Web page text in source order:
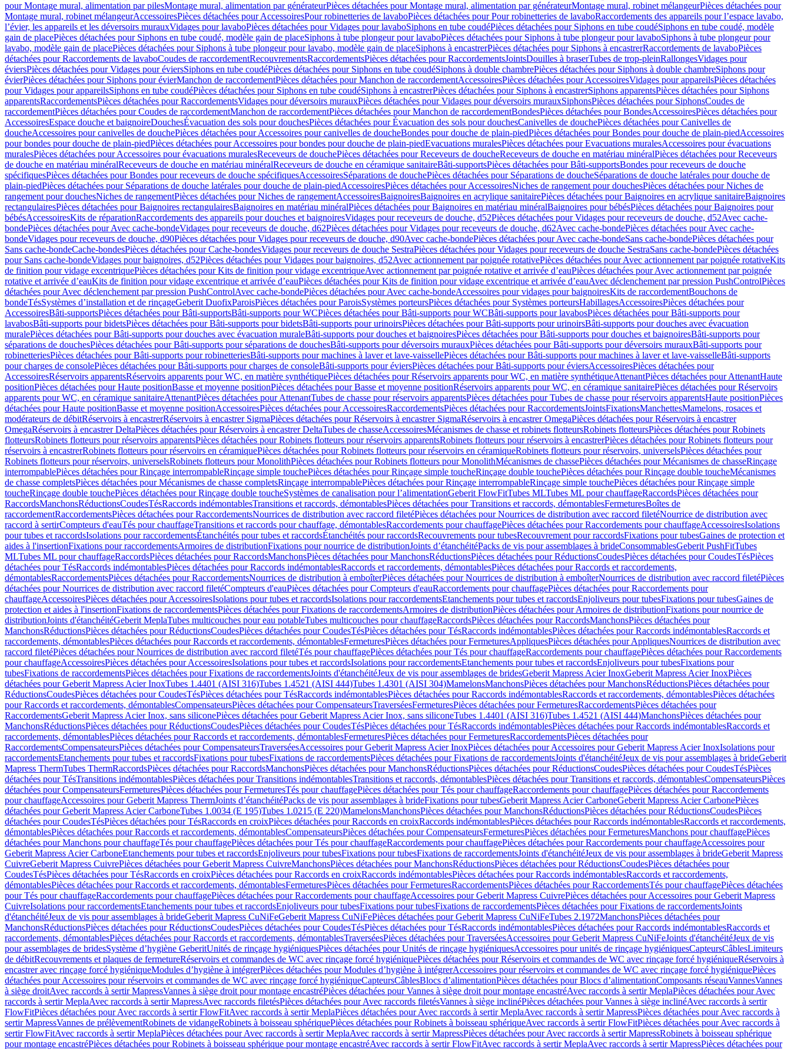
pour Montage mural, alimentation par pilesMontage mural, alimentation par générateurPièces détachées pour Montage mural, alimentation par générateurMontage mural, robinet mélangeurPièces détachées pour
Montage mural, robinet mélangeurAccessoiresPièces détachées pour AccessoiresPour robinetteries de lavaboPièces détachées pour Pour robinetteries de lavaboRaccordements des appareils pour l’espace lavabo,
l’évier, les appareils et les déversoirs murauxVidages pour lavaboPièces détachées pour Vidages pour lavaboSiphons en tube coudéPièces détachées pour Siphons en tube coudéSiphons en tube coudé, modèle
gain de placePièces détachées pour Siphons en tube coudé, modèle gain de placeSiphons à tube plongeur pour lavaboPièces détachées pour Siphons à tube plongeur pour lavaboSiphons à tube plongeur pour
lavabo, modèle gain de placePièces détachées pour Siphons à tube plongeur pour lavabo, modèle gain de placeSiphons à encastrerPièces détachées pour Siphons à encastrerRaccordements de lavaboPièces
détachées pour Raccordements de lavaboCoudes de raccordementRecouvrementsRaccordementsPièces détachées pour RaccordementsJointsDouilles à braserTubes de trop-pleinRallongesVidages pour
éviersPièces détachées pour Vidages pour éviersSiphons en tube coudéPièces détachées pour Siphons en tube coudéSiphons à double chambrePièces détachées pour Siphons à double chambreSiphons pour
évierPièces détachées pour Siphons pour évierManchon de raccordementPièces détachées pour Manchon de raccordementAccessoiresPièces détachées pour AccessoiresVidages pour appareilsPièces détachées
pour Vidages pour appareilsSiphons en tube coudéPièces détachées pour Siphons en tube coudéSiphons à encastrerPièces détachées pour Siphons à encastrerSiphons apparentsPièces détachées pour Siphons
apparentsRaccordementsPièces détachées pour RaccordementsVidages pour déversoirs murauxPièces détachées pour Vidages pour déversoirs murauxSiphonsPièces détachées pour SiphonsCoudes de
raccordementPièces détachées pour Coudes de raccordementManchon de raccordementPièces détachées pour Manchon de raccordementBondesPièces détachées pour BondesAccessoiresPièces détachées pour
AccessoiresEspace douche et baignoireDouchesÉvacuation des sols pour douchesPièces détachées pour Évacuation des sols pour douchesCanivelles de douchePièces détachées pour Canivelles de
doucheAccessoires pour canivelles de douchePièces détachées pour Accessoires pour canivelles de doucheBondes pour douche de plain-piedPièces détachées pour Bondes pour douche de plain-piedAccessoires
pour bondes pour douche de plain-piedPièces détachées pour Accessoires pour bondes pour douche de plain-piedEvacuations muralesPièces détachées pour Evacuations muralesAccessoires pour évacuations
muralesPièces détachées pour Accessoires pour évacuations muralesReceveurs de douchePièces détachées pour Receveurs de doucheReceveurs de douche en matériau minéralPièces détachées pour Receveurs
de douche en matériau minéralReceveurs de douche en matériau minéralReceveurs de douche en céramique sanitaireBâti-supportsPièces détachées pour Bâti-supportsBondes pour receveurs de douche
spécifiquesPièces détachées pour Bondes pour receveurs de douche spécifiquesAccessoiresSéparations de douchePièces détachées pour Séparations de doucheSéparations de douche latérales pour douche de
plain-piedPièces détachées pour Séparations de douche latérales pour douche de plain-piedAccessoiresPièces détachées pour AccessoiresNiches de rangement pour douchesPièces détachées pour Niches de
rangement pour douchesNiches de rangementPièces détachées pour Niches de rangementAccessoiresBaignoiresBaignoires en acrylique sanitairePièces détachées pour Baignoires en acrylique sanitaireBaignoires
rectangulairesPièces détachées pour Baignoires rectangulairesBaignoires en matériau minéralPièces détachées pour Baignoires en matériau minéralBaignoires pour bébésPièces détachées pour Baignoires pour
bébésAccessoiresKits de réparationRaccordements des appareils pour douches et baignoiresVidages pour receveurs de douche, d52Pièces détachées pour Vidages pour receveurs de douche, d52Avec cache-
bondePièces détachées pour Avec cache-bondeVidages pour receveurs de douche, d62Pièces détachées pour Vidages pour receveurs de douche, d62Avec cache-bondePièces détachées pour Avec cache-
bondeVidages pour receveurs de douche, d90Pièces détachées pour Vidages pour receveurs de douche, d90Avec cache-bondePièces détachées pour Avec cache-bondeSans cache-bondePièces détachées pour
Sans cache-bondeCache-bondesPièces détachées pour Cache-bondesVidages pour receveurs de douche SestraPièces détachées pour Vidages pour receveurs de douche SestraSans cache-bondePièces détachées
pour Sans cache-bondeVidages pour baignoires, d52Pièces détachées pour Vidages pour baignoires, d52Avec actionnement par poignée rotativePièces détachées pour Avec actionnement par poignée rotativeKits
de finition pour vidage excentriquePièces détachées pour Kits de finition pour vidage excentriqueAvec actionnement par poignée rotative et arrivée d’eauPièces détachées pour Avec actionnement par poignée
rotative et arrivée d’eauKits de finition pour vidage excentrique et arrivée d’eauPièces détachées pour Kits de finition pour vidage excentrique et arrivée d’eauAvec déclenchement par pression PushControlPièces
détachées pour Avec déclenchement par pression PushControlAvec cache-bondePièces détachées pour Avec cache-bondeAccessoires pour vidages pour baignoiresKits de raccordementBouchons de
bondeTésSystèmes d’installation et de rinçageGeberit DuofixParoisPièces détachées pour ParoisSystèmes porteursPièces détachées pour Systèmes porteursHabillagesAccessoiresPièces détachées pour
AccessoiresBâti-supportsPièces détachées pour Bâti-supportsBâti-supports pour WCPièces détachées pour Bâti-supports pour WCBâti-supports pour lavabosPièces détachées pour Bâti-supports pour
lavabosBâti-supports pour bidetsPièces détachées pour Bâti-supports pour bidetsBâti-supports pour urinoirsPièces détachées pour Bâti-supports pour urinoirsBâti-supports pour douches avec évacuation
muralePièces détachées pour Bâti-supports pour douches avec évacuation muraleBâti-supports pour douches et baignoiresPièces détachées pour Bâti-supports pour douches et baignoiresBâti-supports pour
séparations de douchesPièces détachées pour Bâti-supports pour séparations de douchesBâti-supports pour déversoirs murauxPièces détachées pour Bâti-supports pour déversoirs murauxBâti-supports pour
robinetteriesPièces détachées pour Bâti-supports pour robinetteriesBâti-supports pour machines à laver et lave-vaissellePièces détachées pour Bâti-supports pour machines à laver et lave-vaisselleBâti-supports
pour charges de consolePièces détachées pour Bâti-supports pour charges de consoleBâti-supports pour éviersPièces détachées pour Bâti-supports pour éviersAccessoiresPièces détachées pour
AccessoiresRéservoirs apparentsRéservoirs apparents pour WC, en matière synthétiquePièces détachées pour Réservoirs apparents pour WC, en matière synthétiqueAttenantPièces détachées pour AttenantHaute
positionPièces détachées pour Haute positionBasse et moyenne positionPièces détachées pour Basse et moyenne positionRéservoirs apparents pour WC, en céramique sanitairePièces détachées pour Réservoirs
apparents pour WC, en céramique sanitaireAttenantPièces détachées pour AttenantTubes de chasse pour réservoirs apparentsPièces détachées pour Tubes de chasse pour réservoirs apparentsHaute positionPièces
détachées pour Haute positionBasse et moyenne positionAccessoiresPièces détachées pour AccessoiresRaccordementsPièces détachées pour RaccordementsJointsFixationsManchettesMamelons, rosaces et
modérateurs de débitRéservoirs à encastrerRéservoirs à encastrer SigmaPièces détachées pour Réservoirs à encastrer SigmaRéservoirs à encastrer OmegaPièces détachées pour Réservoirs à encastrer
OmegaRéservoirs à encastrer DeltaPièces détachées pour Réservoirs à encastrer DeltaTubes de chasseAccessoiresMécanismes de chasse et robinets flotteursRobinets flotteursPièces détachées pour Robinets
flotteursRobinets flotteurs pour réservoirs apparentsPièces détachées pour Robinets flotteurs pour réservoirs apparentsRobinets flotteurs pour réservoirs à encastrerPièces détachées pour Robinets flotteurs pour
réservoirs à encastrerRobinets flotteurs pour réservoirs en céramiquePièces détachées pour Robinets flotteurs pour réservoirs en céramiqueRobinets flotteurs pour réservoirs, universelsPièces détachées pour
Robinets flotteurs pour réservoirs, universelsRobinets flotteurs pour MonolithPièces détachées pour Robinets flotteurs pour MonolithMécanismes de chassePièces détachées pour Mécanismes de chasseRinçage
interrompablePièces détachées pour Rinçage interrompableRinçage simple touchePièces détachées pour Rinçage simple toucheRinçage double touchePièces détachées pour Rinçage double toucheMécanismes
de chasse completsPièces détachées pour Mécanismes de chasse completsRinçage interrompablePièces détachées pour Rinçage interrompableRinçage simple touchePièces détachées pour Rinçage simple
toucheRinçage double touchePièces détachées pour Rinçage double toucheSystèmes de canalisation pour l’alimentationGeberit FlowFitTubes MLTubes ML pour chauffageRaccordsPièces détachées pour
RaccordsManchonsRéductionsCoudesTésRaccords indémontablesTransitions et raccords, démontablesPièces détachées pour Transitions et raccords, démontablesFermeturesBoîtes de
raccordementRaccordementsPièces détachées pour RaccordementsNourrices de distribution avec raccord filetéPièces détachées pour Nourrices de distribution avec raccord filetéNourrice de distribution avec
raccord à sertirCompteurs d'eauTés pour chauffageTransitions et raccords pour chauffage, démontablesRaccordements pour chauffagePièces détachées pour Raccordements pour chauffageAccessoiresIsolations
pour tubes et raccordsIsolations pour raccordementsÉtanchéités pour tubes et raccordsÉtanchéités pour raccordsRecouvrements pour tubesRecouvrement pour raccordsFixations pour tubesGaines de protection et
aides à l'insertionFixations pour raccordementsArmoires de distributionFixations pour nourrice de distributionJoints d’étanchéitéPacks de vis pour assemblages à brideConsommablesGeberit PushFitTubes
MLTubes ML pour chauffageRaccordsPièces détachées pour RaccordsManchonsPièces détachées pour ManchonsRéductionsPièces détachées pour RéductionsCoudesPièces détachées pour CoudesTésPièces
détachées pour TésRaccords indémontablesPièces détachées pour Raccords indémontablesRaccords et raccordements, démontablesPièces détachées pour Raccords et raccordements,
démontablesRaccordementsPièces détachées pour RaccordementsNourrices de distribution à emboîterPièces détachées pour Nourrices de distribution à emboîterNourrices de distribution avec raccord filetéPièces
détachées pour Nourrices de distribution avec raccord filetéCompteurs d'eauPièces détachées pour Compteurs d'eauRaccordements pour chauffagePièces détachées pour Raccordements pour
chauffageAccessoiresPièces détachées pour AccessoiresIsolations pour tubes et raccordsIsolations pour raccordementsEtanchements pour tubes et raccordsEnjoliveurs pour tubesFixations pour tubesGaines de
protection et aides à l'insertionFixations de raccordementsPièces détachées pour Fixations de raccordementsArmoires de distributionPièces détachées pour Armoires de distributionFixations pour nourrice de
distributionJoints d'étanchéitéGeberit MeplaTubes multicouches pour eau potableTubes multicouches pour chauffageRaccordsPièces détachées pour RaccordsManchonsPièces détachées pour
ManchonsRéductionsPièces détachées pour RéductionsCoudesPièces détachées pour CoudesTésPièces détachées pour TésRaccords indémontablesPièces détachées pour Raccords indémontablesRaccords et
raccordements, démontablesPièces détachées pour Raccords et raccordements, démontablesFermeturesPièces détachées pour FermeturesAppliquesPièces détachées pour AppliquesNourrices de distribution avec
raccord filetéPièces détachées pour Nourrices de distribution avec raccord filetéTés pour chauffagePièces détachées pour Tés pour chauffageRaccordements pour chauffagePièces détachées pour Raccordements
pour chauffageAccessoiresPièces détachées pour AccessoiresIsolations pour tubes et raccordsIsolations pour raccordementsEtanchements pour tubes et raccordsEnjoliveurs pour tubesFixations pour
tubesFixations de raccordementsPièces détachées pour Fixations de raccordementsJoints d'étanchéitéJeux de vis pour assemblages de bridesGeberit Mapress Acier InoxGeberit Mapress Acier InoxPièces
détachées pour Geberit Mapress Acier InoxTubes 1.4401 (AISI 316)Tubes 1.4521 (AISI 444)Tubes 1.4301 (AISI 304)MamelonsManchonsPièces détachées pour ManchonsRéductionsPièces détachées pour
RéductionsCoudesPièces détachées pour CoudesTésPièces détachées pour TésRaccords indémontablesPièces détachées pour Raccords indémontablesRaccords et raccordements, démontablesPièces détachées
pour Raccords et raccordements, démontablesCompensateursPièces détachées pour CompensateursTraverséesFermeturesPièces détachées pour FermeturesRaccordementsPièces détachées pour
RaccordementsGeberit Mapress Acier Inox, sans siliconePièces détachées pour Geberit Mapress Acier Inox, sans siliconeTubes 1.4401 (AISI 316)Tubes 1.4521 (AISI 444)ManchonsPièces détachées pour
ManchonsRéductionsPièces détachées pour RéductionsCoudesPièces détachées pour CoudesTésPièces détachées pour TésRaccords indémontablesPièces détachées pour Raccords indémontablesRaccords et
raccordements, démontablesPièces détachées pour Raccords et raccordements, démontablesFermeturesPièces détachées pour FermeturesRaccordementsPièces détachées pour
RaccordementsCompensateursPièces détachées pour CompensateursTraverséesAccessoires pour Geberit Mapress Acier InoxPièces détachées pour Accessoires pour Geberit Mapress Acier InoxIsolations pour
raccordementsEtanchements pour tubes et raccordsFixations pour tubesFixations de raccordementsPièces détachées pour Fixations de raccordementsJoints d'étanchéitéJeux de vis pour assemblages à brideGeberit
Mapress ThermTubes ThermRaccordsPièces détachées pour RaccordsManchonsPièces détachées pour ManchonsRéductionsPièces détachées pour RéductionsCoudesPièces détachées pour CoudesTésPièces
détachées pour TésTransitions indémontablesPièces détachées pour Transitions indémontablesTransitions et raccords, démontablesPièces détachées pour Transitions et raccords, démontablesCompensateursPièces
détachées pour CompensateursFermeturesPièces détachées pour FermeturesTés pour chauffagePièces détachées pour Tés pour chauffageRaccordements pour chauffagePièces détachées pour Raccordements
pour chauffageAccessoires pour Geberit Mapress ThermJoints d’étanchéitéPacks de vis pour assemblages à brideFixations pour tubesGeberit Mapress Acier CarboneGeberit Mapress Acier CarbonePièces
détachées pour Geberit Mapress Acier CarboneTubes 1.0034 (E 195)Tubes 1.0215 (E 220)MamelonsManchonsPièces détachées pour ManchonsRéductionsPièces détachées pour RéductionsCoudesPièces
détachées pour CoudesTésPièces détachées pour TésRaccords en croixPièces détachées pour Raccords en croixRaccords indémontablesPièces détachées pour Raccords indémontablesRaccords et raccordements,
démontablesPièces détachées pour Raccords et raccordements, démontablesCompensateursPièces détachées pour CompensateursFermeturesPièces détachées pour FermeturesManchons pour chauffagePièces
détachées pour Manchons pour chauffageTés pour chauffagePièces détachées pour Tés pour chauffageRaccordements pour chauffagePièces détachées pour Raccordements pour chauffageAccessoires pour
Geberit Mapress Acier CarboneEtanchements pour tubes et raccordsEnjoliveurs pour tubesFixations pour tubesFixations de raccordementsJoints d'étanchéitéJeux de vis pour assemblages à brideGeberit Mapress
CuivreGeberit Mapress CuivrePièces détachées pour Geberit Mapress CuivreManchonsPièces détachées pour ManchonsRéductionsPièces détachées pour RéductionsCoudesPièces détachées pour
CoudesTésPièces détachées pour TésRaccords en croixPièces détachées pour Raccords en croixRaccords indémontablesPièces détachées pour Raccords indémontablesRaccords et raccordements,
démontablesPièces détachées pour Raccords et raccordements, démontablesFermeturesPièces détachées pour FermeturesRaccordementsPièces détachées pour RaccordementsTés pour chauffagePièces détachées
pour Tés pour chauffageRaccordements pour chauffagePièces détachées pour Raccordements pour chauffageAccessoires pour Geberit Mapress CuivrePièces détachées pour Accessoires pour Geberit Mapress
CuivreIsolations pour raccordementsEtanchements pour tubes et raccordsEnjoliveurs pour tubesFixations pour tubesFixations de raccordementsPièces détachées pour Fixations de raccordementsJoints
d'étanchéitéJeux de vis pour assemblages à brideGeberit Mapress CuNiFeGeberit Mapress CuNiFePièces détachées pour Geberit Mapress CuNiFeTubes 2.1972ManchonsPièces détachées pour
ManchonsRéductionsPièces détachées pour RéductionsCoudesPièces détachées pour CoudesTésPièces détachées pour TésRaccords indémontablesPièces détachées pour Raccords indémontablesRaccords et
raccordements, démontablesPièces détachées pour Raccords et raccordements, démontablesTraverséesPièces détachées pour TraverséesAccessoires pour Geberit Mapress CuNiFeJoints d'étanchéitéJeux de vis
pour assemblages de bridesSystème d’hygiène GeberitUnités de rinçage hygiéniquesPièces détachées pour Unités de rinçage hygiéniquesAccessoires pour unités de rinçage hygiéniquesCapteursCâblesLimiteurs
de débitRecouvrements et plaques de fermetureRéservoirs et commandes de WC avec rinçage forcé hygiéniquePièces détachées pour Réservoirs et commandes de WC avec rinçage forcé hygiéniqueRéservoirs à
encastrer avec rinçage forcé hygiéniqueModules d’hygiène à intégrerPièces détachées pour Modules d’hygiène à intégrerAccessoires pour réservoirs et commandes de WC avec rinçage forcé hygiéniquePièces
détachées pour Accessoires pour réservoirs et commandes de WC avec rinçage forcé hygiéniqueCapteursCâblesBlocs d’alimentationPièces détachées pour Blocs d’alimentationComposants réseauVannesVannes
à siège droitAvec raccords à sertir MapressVannes à siège droit pour montage encastréPièces détachées pour Vannes à siège droit pour montage encastréAvec raccords à sertir MeplaPièces détachées pour Avec
raccords à sertir MeplaAvec raccords à sertir MapressAvec raccords filetésPièces détachées pour Avec raccords filetésVannes à siège inclinéPièces détachées pour Vannes à siège inclinéAvec raccords à sertir
FlowFitPièces détachées pour Avec raccords à sertir FlowFitAvec raccords à sertir MeplaPièces détachées pour Avec raccords à sertir MeplaAvec raccords à sertir MapressPièces détachées pour Avec raccords à
sertir MapressVannes de prélèvementRobinets de vidangeRobinets à boisseau sphériquePièces détachées pour Robinets à boisseau sphériqueAvec raccords à sertir FlowFitPièces détachées pour Avec raccords à
sertir FlowFitAvec raccords à sertir MeplaPièces détachées pour Avec raccords à sertir MeplaAvec raccords à sertir MapressPièces détachées pour Avec raccords à sertir MapressRobinets à boisseau sphérique
pour montage encastréPièces détachées pour Robinets à boisseau sphérique pour montage encastréAvec raccords à sertir FlowFitAvec raccords à sertir MeplaAvec raccords à sertir MapressPièces détachées pour